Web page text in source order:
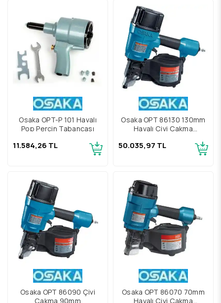
Osaka OPT-P 101 Havalı
Pop Perçin Tabancası
11.584,26 TL
Osaka OPT 86130 130mm
Havalı Çivi Çakma
50.035,97 TL
Osaka OPT 86090 Çivi
Çakma 90mm
Osaka OPT 86070 70mm
Havalı Çivi Çakma